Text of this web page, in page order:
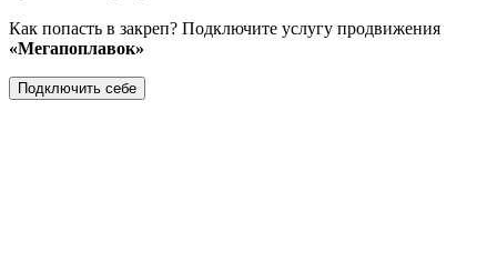
Как попасть в закреп? Подключите услугу продвижения
«Мегапоплавок»
Подключить себе